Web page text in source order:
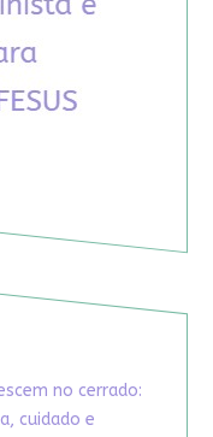
no cerrado:
cuidado e